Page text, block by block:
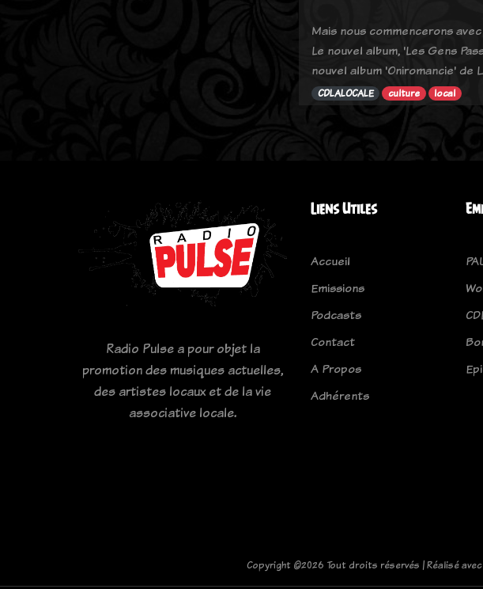
Mais nous commencerons
Le nouvel album, 'Les Gens
nouvel album 'Oniromancie' de
CDLALOCALE culture local
Radio Pulse a pour objet la
promotion des musiques actuelles,
des artistes locaux et de la vie
associative locale.
Liens Utiles
Accueil
Emissions
Podcasts
Contact
A Propos
Adhérents
Copyright ©2026 Tout droits réservés | Réalisé avec